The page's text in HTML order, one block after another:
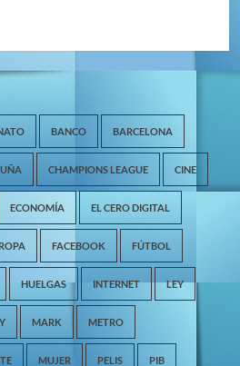
BANCO BARCELONA
CHAMPIONS LEAGUE CINE
ECONOMÍA EL CERO DIGITAL
FACEBOOK FÚTBOL
HUELGAS INTERNET LEY
MARK METRO
MUJER PELIS PIB